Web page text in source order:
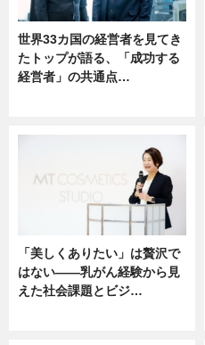
世界33カ国の経営者を見てき
たトップが語る、「成功する
経営者」の共通点…
「美しくありたい」は贅沢で
はない――乳がん経験から見
えた社会課題とビジ…